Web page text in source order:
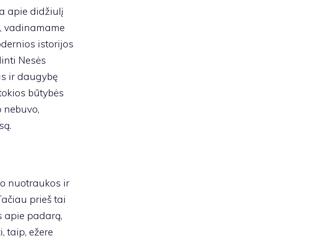
apie didžiulį
vadinamame
istorijos
Nesės
ir daugybę
būtybės
nuotraukos ir
prieš tai
apie padarą,
taip, ežere